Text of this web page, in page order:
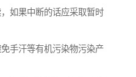
如果中断的话应采取暂时
手汗等有机污染物污染产